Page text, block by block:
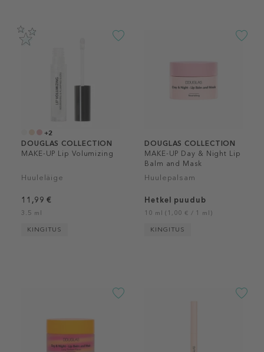
+2
DOUGLAS COLLECTION
MAKE-UP Lip Volumizing
Huuleläige
11,99 €
3.5 ml
KINGITUS
DOUGLAS COLLECTION
MAKE-UP Day & Night Lip
Balm and Mask
Huulepalsam
Hetkel puudub
10 ml (1,00 € / 1 ml)
KINGITUS